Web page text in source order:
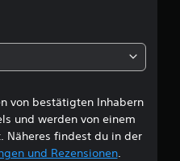
h
e
B
e
von bestätigten Inhabern
und werden von einem
Näheres findest du in der
und Rezensionen.